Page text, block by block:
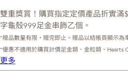
雙重獎賞！購買指定定價產品折實滿
字龜殼999足金串飾乙個。
*贈品數量有限，贈完即止。贈品以結帳頁顯示為
*優惠不適用於購買計價足金類、金粒類、Hearts
更多